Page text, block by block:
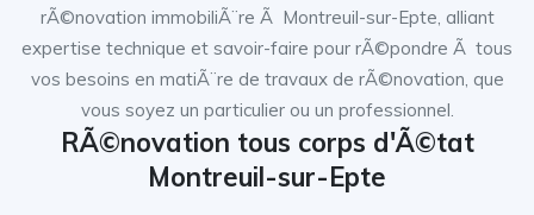
rÃ©novation immobiliÃ¨re Ã Montreuil-sur-Epte, alliant
expertise technique et savoir-faire pour rÃ©pondre Ã tous
vos besoins en matiÃ¨re de travaux de rÃ©novation, que
vous soyez un particulier ou un professionnel.
RÃ©novation tous corps d'Ã©tat
Montreuil-sur-Epte